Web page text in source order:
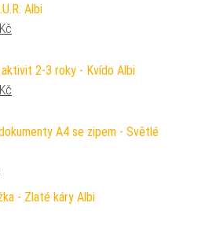
Albi
cena byla: 399 Kč.
Kč
2-3 roky - Kvído Albi
cena byla: 149 Kč.
Kč
A4 se zipem - Světlé
cena byla: 69 Kč.
- Zlaté káry Albi
cena byla: 29 Kč.